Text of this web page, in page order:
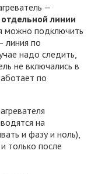
—
линии
можно подключить
линия по
надо следить,
не включались в
по
на
и фазу и ноль),
только после